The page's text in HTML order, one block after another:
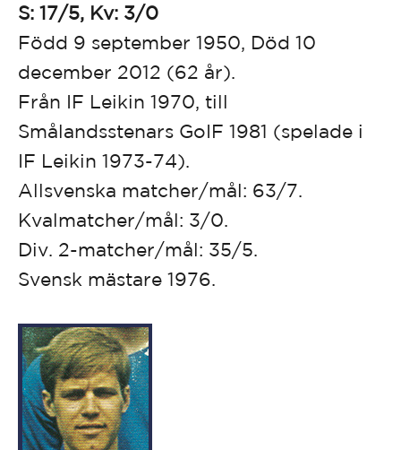
S: 17/5, Kv: 3/0
Född 9 september 1950, Död 10
december 2012 (62 år).
Från IF Leikin 1970, till
Smålandsstenars GoIF 1981 (spelade i
IF Leikin 1973-74).
Allsvenska matcher/mål: 63/7.
Kvalmatcher/mål: 3/0.
Div. 2-matcher/mål: 35/5.
Svensk mästare 1976.